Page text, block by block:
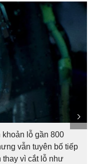
lỗ gần 800
vẫn tuyên bố tiếp
thay vì cắt lỗ như